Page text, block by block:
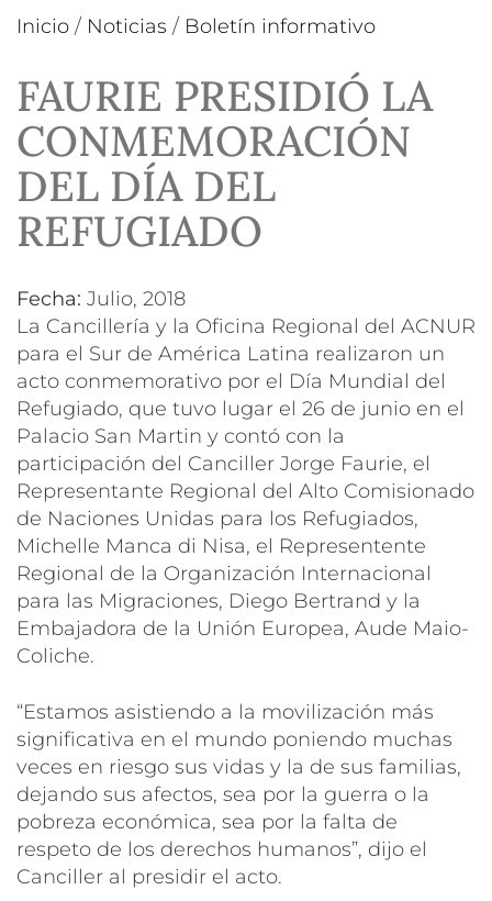
Inicio / Noticias / Boletín informativo
FAURIE PRESIDIÓ LA
CONMEMORACIÓN
DEL DÍA DEL
REFUGIADO
Fecha:
julio, 2018
La Cancillería y la Oficina Regional del ACNUR
para el Sur de América Latina realizaron un
acto conmemorativo por el Día Mundial del
Refugiado, que tuvo lugar el 26 de junio en el
Palacio San Martin y contó con la
participación del Canciller Jorge Faurie, el
Representante Regional del Alto Comisionado
de Naciones Unidas para los Refugiados,
Michelle Manca di Nisa, el Representente
Regional de la Organización Internacional
para las Migraciones, Diego Bertrand y la
Embajadora de la Unión Europea, Aude Maio-
Coliche.
“Estamos asistiendo a la movilización más
significativa en el mundo poniendo muchas
veces en riesgo sus vidas y la de sus familias,
dejando sus afectos, sea por la guerra o la
pobreza económica, sea por la falta de
respeto de los derechos humanos”, dijo el
Canciller al presidir el acto.